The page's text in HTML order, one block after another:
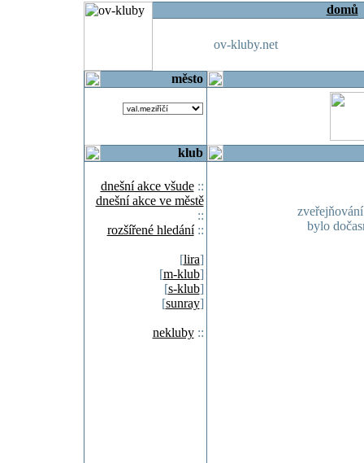
domů
ov-kluby.net
město
klub
dnešní akce všude::
dnešní akce ve městě
::
rozšířené hledání::
[lira]
[m-klub]
[s-klub]
[sunray]
nekluby::
bylo